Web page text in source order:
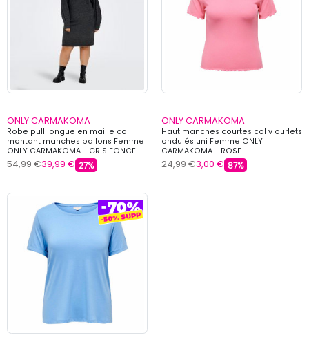
ONLY CARMAKOMA
Robe pull longue en maille col
montant manches ballons Femme
ONLY CARMAKOMA - GRIS FONCE
54,99 €39,99 € 27%
ONLY CARMAKOMA
Haut manches courtes col v ourlets
ondulés uni Femme ONLY
CARMAKOMA - ROSE
24,99 €3,00 € 87%